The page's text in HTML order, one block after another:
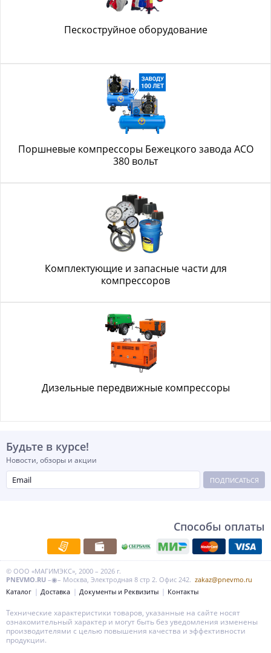
Пескоструйное оборудование
Поршневые компрессоры Бежецкого завода АСО
380 вольт
Комплектующие и запасные части для
компрессоров
Дизельные передвижные компрессоры
Будьте в курсе!
Новости, обзоры и акции
ПОДПИСАТЬСЯ
Способы оплаты
© ООО «МАГИМЭКС», 2000 – 2026 г.
PNEVMO.RU –◉– Москва, Электродная 8 стр 2. Офис 242. zakaz@pnevmo.ru
Каталог
Доставка Документы и Реквизиты Контакты
Технические характеристики товаров, указанные на сайте носят
ознакомительный характер и могут быть без уведомления изменены
производителями с целью повышения качества и эффективности
продукции.